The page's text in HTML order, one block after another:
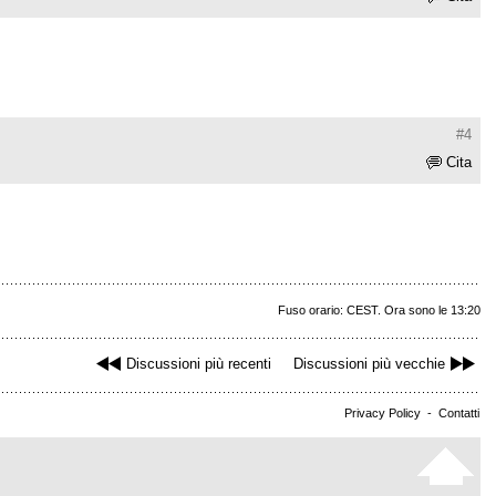
#4
Cita
Fuso orario: CEST. Ora sono le 13:20
Discussioni più recenti Discussioni più vecchie
Privacy Policy - Contatti